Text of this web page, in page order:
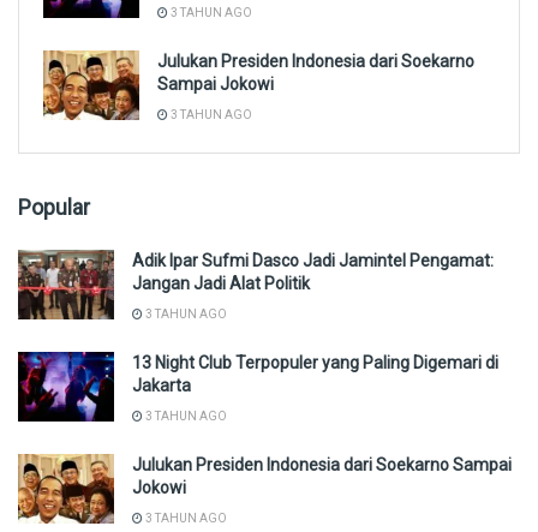
3 TAHUN AGO
Julukan Presiden Indonesia dari Soekarno
Sampai Jokowi
3 TAHUN AGO
Popular
Adik Ipar Sufmi Dasco Jadi Jamintel Pengamat:
Jangan Jadi Alat Politik
3 TAHUN AGO
13 Night Club Terpopuler yang Paling Digemari di
Jakarta
3 TAHUN AGO
Julukan Presiden Indonesia dari Soekarno Sampai
Jokowi
3 TAHUN AGO